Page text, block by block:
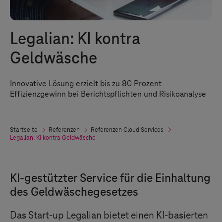
Legalian: KI kontra
Geldwäsche
Innovative Lösung erzielt bis zu 80 Prozent
Effizienzgewinn bei Berichtspflichten und Risikoanalyse
Startseite Referenzen
Referenzen Cloud Services
Legalian: KI kontra Geldwäsche
KI-gestützter Service für die Einhaltung
des Geldwäschegesetzes
Das Start-up Legalian bietet einen KI-basierten